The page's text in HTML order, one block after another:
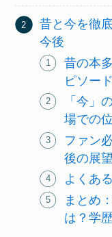
昔と今を徹
今後
昔の本
ピソード
「今」
場での
ファン
後の展望
よくあ
まとめ
は？学